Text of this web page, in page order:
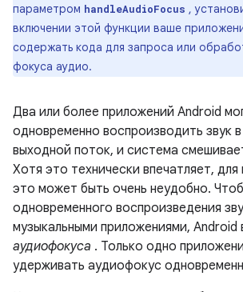
параметром handleAudioFocus ,
включении этой функции ваше
содержать кода для запроса или
фокуса аудио.
Два или более приложений Android
одновременно воспроизводить звук
выходной поток, и система
Хотя это технически впечатляет, для
это может быть очень неудобно.
одновременного воспроизведения
музыкальными приложениями, Android
аудиофокуса . Только одно
удерживать аудиофокус